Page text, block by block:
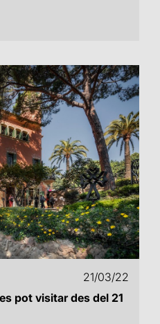
21/03/22
pot visitar des del 21